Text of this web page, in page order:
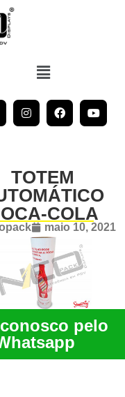
TOTEM
COLA
maio 10, 2021
pelo